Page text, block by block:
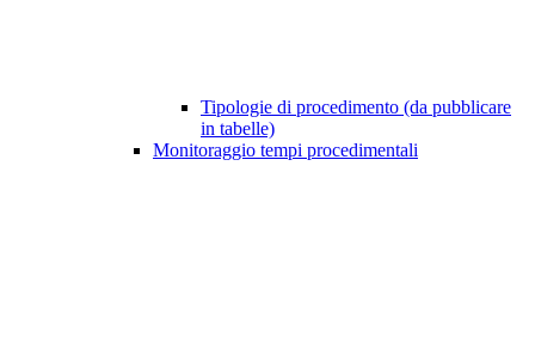
Tipologie di procedimento (da pubblicare
in tabelle)
Monitoraggio tempi procedimentali